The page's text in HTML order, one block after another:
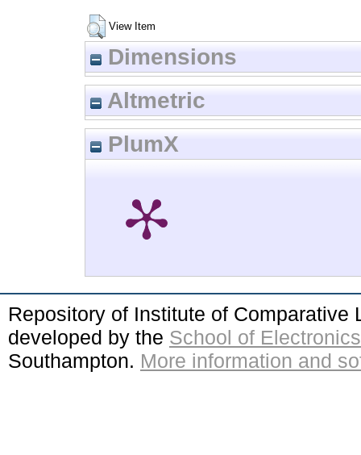
View Item
Dimensions
Altmetric
PlumX
Repository of Institute of
developed by the School of
Southampton. More information and